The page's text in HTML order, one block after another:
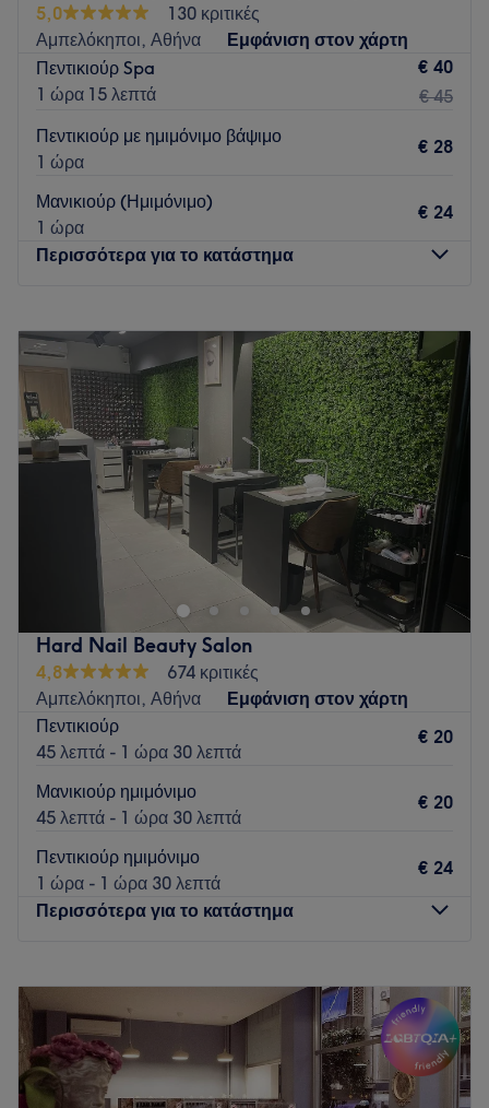
5,0
130 κριτικές
Αμπελόκηποι, Αθήνα
Εμφάνιση στον χάρτη
Πεντικιούρ Spa
1 ώρα 15 λεπτά
€ 40
€ 45
Πεντικιούρ με ημιμόνιμο βάψιμο
1 ώρα
€ 28
Μανικιούρ (Ημιμόνιμο)
1 ώρα
€ 24
Περισσότερα για το κατάστημα
Τρίτη
10:00–20:00
Τετάρτη
10:00–20:00
Πέμπτη
10:00–20:00
Παρασκευή
10:00–20:00
Σάββατο
10:00–16:00
Κυριακή
Κλειστό
Το Blue Butterfly Nail Salon είναι κάτι παραπάνω από ένα
απλό nail salon - είναι ένα μικρό κρυμμένο διαμάντι στην
καρδιά του κέντρου της Αθήνας. Σε μια πόλη όπου τα nail
bars ανοίγουν και κλείνουν διαρκώς, ο δικός μας μικρός
χώρος έχει γίνει ένα δεύτερο σπίτι για γυναίκες που
αναζητούν γνήσια φροντίδα, ποιότητα και μια ήρεμη
απόδραση από την καθημερινότητα.
Hard Nail Beauty Salon
4,8
674 κριτικές
Αμπελόκηποι, Αθήνα
Εμφάνιση στον χάρτη
Πεντικιούρ
45 λεπτά - 1 ώρα 30 λεπτά
€ 20
Μανικιούρ ημιμόνιμο
45 λεπτά - 1 ώρα 30 λεπτά
€ 20
Πεντικιούρ ημιμόνιμο
1 ώρα - 1 ώρα 30 λεπτά
€ 24
Περισσότερα για το κατάστημα
11:00 –19:30
Τετάρτη
11:00–19:30
Πέμπτη
11:00–19:30
Παρασκευή
11:00–19:30
Σάββατο
11:00–19:30